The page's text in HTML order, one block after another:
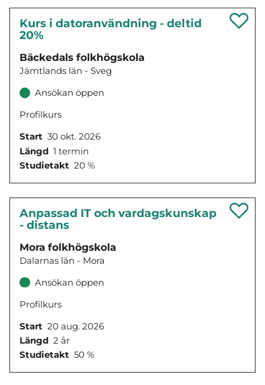
Kurs i datoranvändning - deltid
20%
Bäckedals folkhögskola
Jämtlands län - Sveg
Ansökan öppen
Profilkurs
Start 30 okt. 2026
Längd 1 termin
Studietakt 20 %
Anpassad IT och vardagskunskap
- distans
Mora folkhögskola
Dalarnas län - Mora
Ansökan öppen
Profilkurs
Start 20 aug. 2026
Längd 2 år
Studietakt 50 %